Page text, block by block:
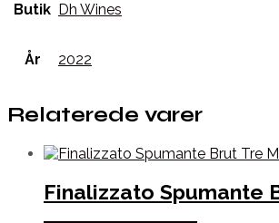
Butik Dh Wines
År 2022
Relaterede varer
Finalizzato Spumante